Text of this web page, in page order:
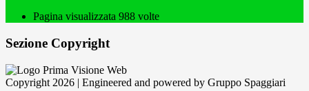
Pagina visualizzata 988 volte
Sezione Copyright
Copyright 2026 | Engineered and powered by Gruppo Spaggiari